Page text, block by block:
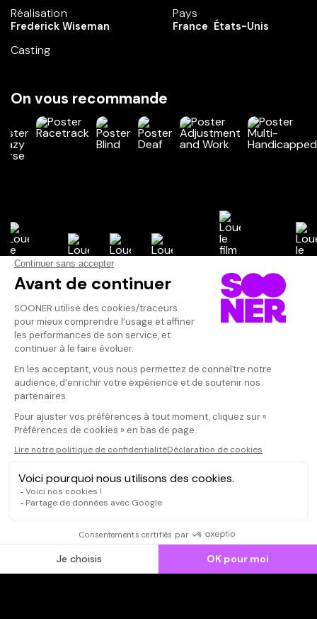
Réalisation
Frederick Wiseman
Casting
Pays
France États-Unis
On vous recommande
Vos avis
Donnez votre avis
Votre note
Votre commentaire
Il faut vous connecter pour
publier un avis
CONNEXION
Fantastique
voyage au
Trois Gros,
culinaire
Qui sommes-nous ?